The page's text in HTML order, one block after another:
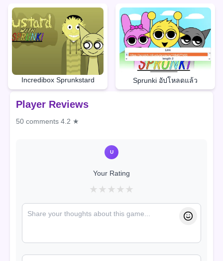
Incredibox Sprunkstard Sprunki อัปโหลดแล้ว
Player Reviews
50 comments 4.2 ★
U
Your Rating
★ ★ ★ ★ ★